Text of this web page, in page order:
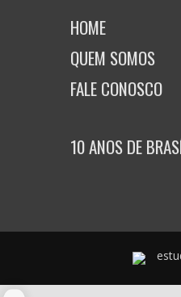
HOME
QUEM SOMOS
FALE CONOSCO
10 ANOS DE